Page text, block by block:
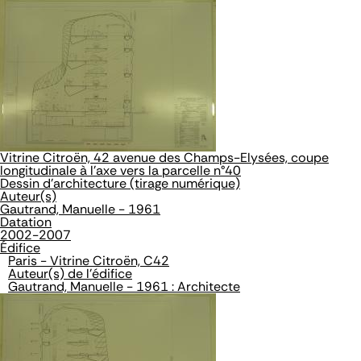
Vitrine Citroën, 42 avenue des Champs-Elysées, coupe
longitudinale à l'axe vers la parcelle n°40
Dessin d'architecture (tirage numérique)
Auteur(s)
Gautrand, Manuelle - 1961
Datation
2002-2007
Édifice
Paris - Vitrine Citroën, C42
Auteur(s) de l'édifice
Gautrand, Manuelle - 1961 : Architecte